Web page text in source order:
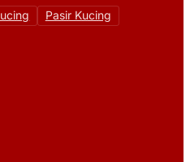
Pasir Kucing